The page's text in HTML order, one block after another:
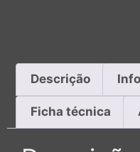
Descrição
Ficha técnica